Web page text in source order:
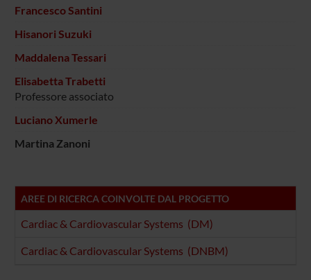
Francesco Santini
Hisanori Suzuki
Maddalena Tessari
Elisabetta Trabetti
Professore associato
Luciano Xumerle
Martina Zanoni
AREE DI RICERCA COINVOLTE DAL PROGETTO
Cardiac & Cardiovascular Systems (DM)
Cardiac & Cardiovascular Systems (DNBM)